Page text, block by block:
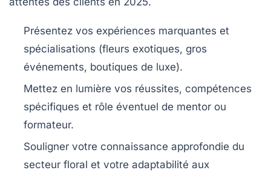
Présentez vos expériences marquantes et
spécialisations (fleurs exotiques, gros
événements, boutiques de luxe).
Mettez en lumière vos réussites, compétences
spécifiques et rôle éventuel de mentor ou
formateur.
Souligner votre connaissance approfondie du
secteur floral et votre adaptabilité aux